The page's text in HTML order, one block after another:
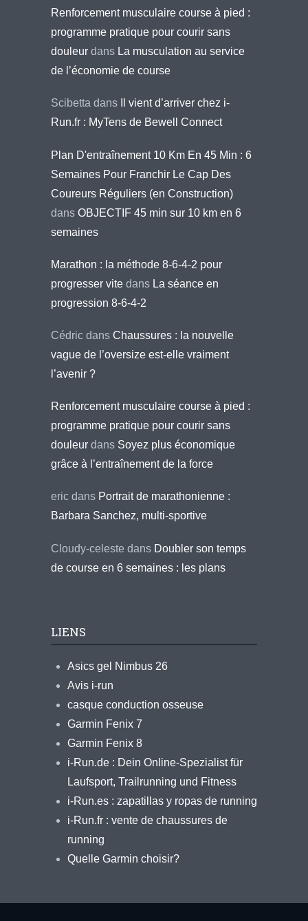
Renforcement musculaire course à pied :
programme pratique pour courir sans
douleur dans La musculation au service
de l’économie de course
Scibetta dans
Il vient d’arriver chez i-
Run.fr : MyTens de Bewell Connect
Plan D'entraînement 10 Km En 45 Min : 6
Semaines Pour Franchir Le Cap Des
Coureurs Réguliers (en Construction)
dans OBJECTIF 45 min sur 10 km en 6
semaines
Marathon : la méthode 8-6-4-2 pour
progresser vite dans La séance en
progression 8-6-4-2
Cédric dans Chaussures : la nouvelle
vague de l’oversize est-elle vraiment
l’avenir ?
Renforcement musculaire course à pied :
programme pratique pour courir sans
douleur dans Soyez plus économique
grâce à l’entraînement de la force
eric dans Portrait de marathonienne :
Barbara Sanchez, multi-sportive
Cloudy-celeste dans Doubler son temps
de course en 6 semaines : les plans
LIENS
Asics gel Nimbus 26
Avis i-run
casque conduction osseuse
Garmin Fenix 7
Garmin Fenix 8
i-Run.de : Dein Online-Spezialist für
Laufsport, Trailrunning und Fitness
i-Run.es : zapatillas y ropas de running
i-Run.fr : vente de chaussures de
running
Quelle Garmin choisir?